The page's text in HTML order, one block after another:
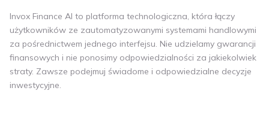
Invox Finance AI to platforma technologiczna, która łączy
użytkowników ze zautomatyzowanymi systemami handlowymi
za pośrednictwem jednego interfejsu. Nie udzielamy gwarancji
finansowych i nie ponosimy odpowiedzialności za jakiekolwiek
straty. Zawsze podejmuj świadome i odpowiedzialne decyzje
inwestycyjne.